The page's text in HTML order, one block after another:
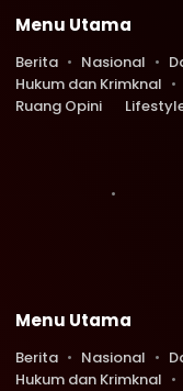
Menu Utama
Berita Nasional
Hukum dan Krimknal
Ruang Opini
Menu Utama
Berita Nasional
Hukum dan Krimknal